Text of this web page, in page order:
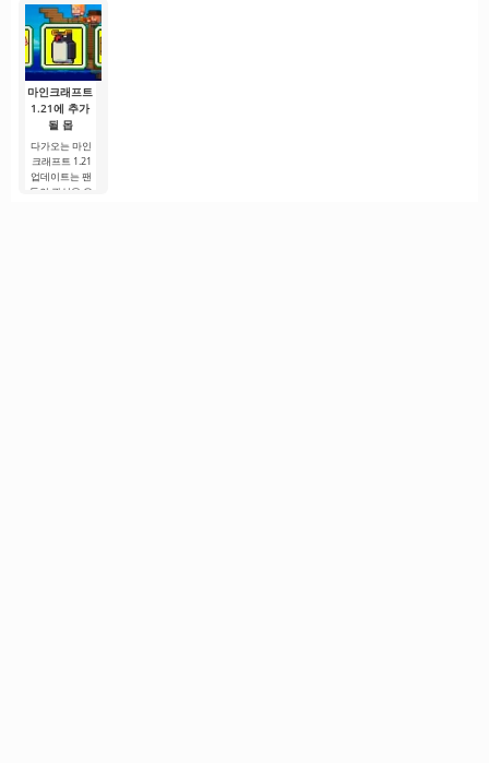
마인크래프트
1.21에 추가
될 몹
다가오는 마인
크래프트 1.21
업데이트는 팬
들의 관심을 유